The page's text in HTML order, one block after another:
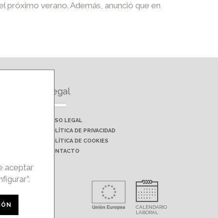
próximo verano. Además, anunció que en
Legal
AVISO LEGAL
POLÍTICA DE PRIVACIDAD
POLÍTICA DE COOKIES
CONTACTO
la
aceptar